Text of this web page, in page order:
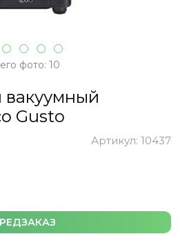
фото: 10
вакуумный
Gusto
Артикул: 10437